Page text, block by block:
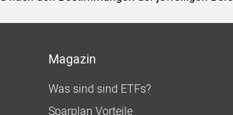
Magazin
Was sind sind ETFs?
Sparplan Vorteile